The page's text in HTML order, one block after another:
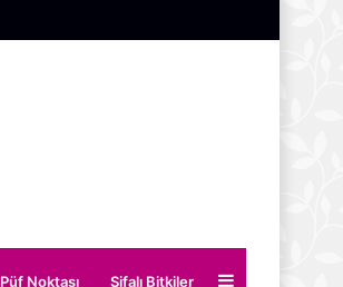
Püf Noktası Şifalı Bitkiler Kenar